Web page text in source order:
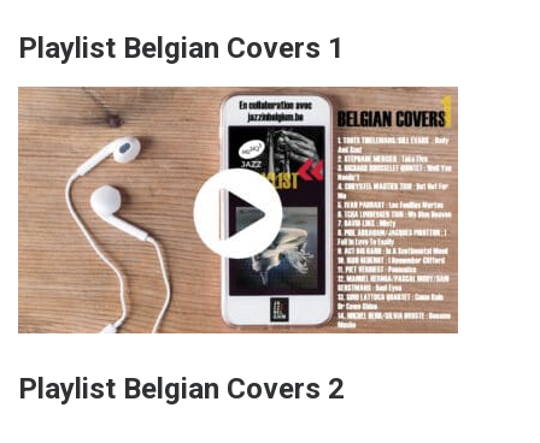
Playlist Belgian Covers 1
Playlist Belgian Covers 2